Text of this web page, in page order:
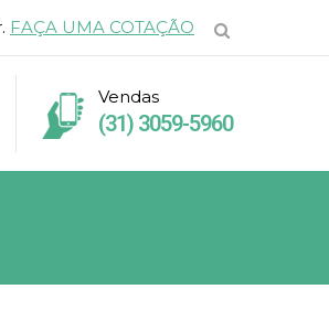
FAÇA UMA COTAÇÃO
Vendas
(31) 3059-5960